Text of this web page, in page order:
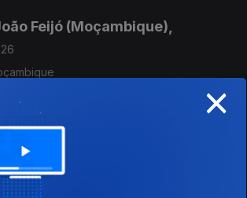
Feijó (Moçambique),
Baía (São Tomé e Principe)
próximas eleições presidenciais e
×